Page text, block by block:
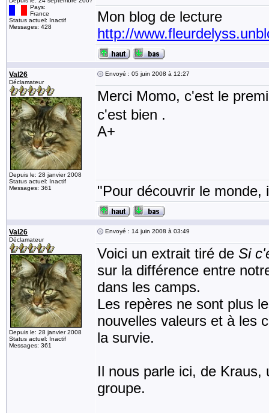
Pays:
France
Status actuel: Inactif
Messages: 428
Mon blog de lecture
http://
Val26
Déclamateur
Depuis le: 28 janvier 2008
Status actuel: Inactif
Messages: 361
Envoyé : 05 juin 2008 à 12:27
Merci Momo, c'est le
c'est bien .
A+
"Pour découvrir le
Val26
Déclamateur
Depuis le: 28 janvier 2008
Status actuel: Inactif
Messages: 361
Envoyé : 14 juin 2008 à 03:49
Voici un extrait tiré de Si
sur la différence entre
dans les camps.
Les repères ne sont plus
nouvelles valeurs et à les
la survie.
Il nous parle ici, de Kraus,
groupe.